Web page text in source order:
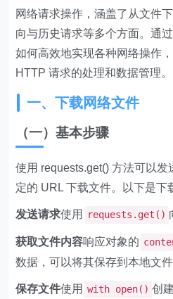
网络请求操作，涵盖了从文件
向与历史请求等多个方面。通
如何高效地实现各种网络操作
HTTP 请求的处理和数据管理。
一、下载网络文件
（一）基本步骤
使用 requests.get() 方法可以
定的 URL 下载文件。以下是下
发送请求使用 requests.get()
获取文件内容响应对象的
数据，可以将其保存到本地文件
保存文件使用 with open() 创